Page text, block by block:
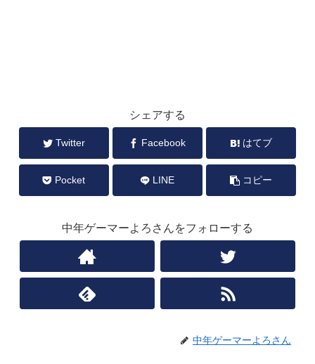
シェアする
Twitter Facebook はてブ
Pocket LINE コピー
中年ゲーマーよろさんをフォローする
中年ゲーマーよろさん